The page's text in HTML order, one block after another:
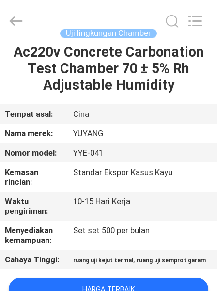
RUMAH
PRODUK
TAMPILAN
VR
TENTANG
KAMI
TUR
PABRIK
HUBUNGI
INSTRUMENT
Reserved.
Uji lingkungan Chamber
Ac220v Concrete Carbonation
Test Chamber 70 ± 5% Rh
Adjustable Humidity
Tempat asal:
Cina
Nama merek:
YUYANG
Nomor model:
YYE-041
Kemasan
rincian:
Standar Ekspor Kasus Kayu
Waktu
pengiriman:
10-15 Hari Kerja
Menyediakan
kemampuan:
Set set 500 per bulan
Cahaya Tinggi: ruang uji kejut termal , ruang uji semprot garam
HARGA TERBAIK